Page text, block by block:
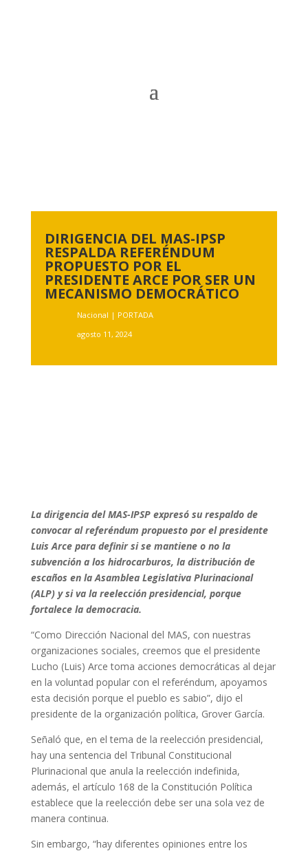
DIRIGENCIA DEL MAS-IPSP
RESPALDA REFERÉNDUM
PROPUESTO POR EL
PRESIDENTE ARCE POR SER UN
MECANISMO DEMOCRÁTICO
Nacional | PORTADA
agosto 11, 2024
La dirigencia del MAS-IPSP expresó su respaldo de
convocar al referéndum propuesto por el presidente
Luis Arce para definir si se mantiene o no la
subvención a los hidrocarburos, la distribución de
escaños en la Asamblea Legislativa Plurinacional
(ALP) y si va la reelección presidencial, porque
fortalece la democracia.
“Como Dirección Nacional del MAS, con nuestras
organizaciones sociales, creemos que el presidente
Lucho (Luis) Arce toma acciones democráticas al dejar
en la voluntad popular con el referéndum, apoyamos
esta decisión porque el pueblo es sabio”, dijo el
presidente de la organización política, Grover García.
Señaló que, en el tema de la reelección presidencial,
hay una sentencia del Tribunal Constitucional
Plurinacional que anula la reelección indefinida,
además, el artículo 168 de la Constitución Política
establece que la reelección debe ser una sola vez de
manera continua.
Sin embargo, “hay diferentes opiniones entre los